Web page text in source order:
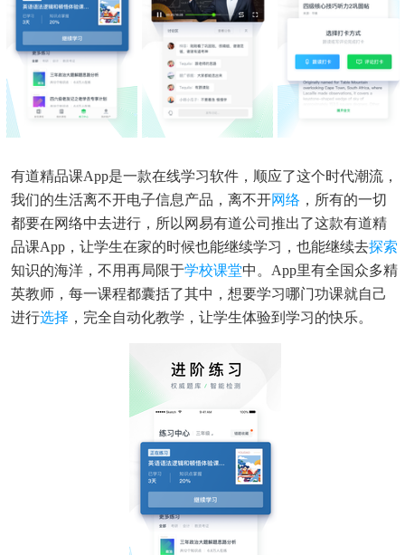
有道精品课app是一款在线学习软件，顺应了这个时代潮流，
我们的生活离不开电子信息产品，离不开网络 ，所有的一切
都要在网络中去进行，所以网易有道公司推出了这款有道精
品课app，让学生在家的时候也能继续学习，也能继续去探索
知识的海洋，不用再局限于学校课堂中。app里有全国众多精
英教师，每一课程都囊括了其中，想要学习哪门功课就自己
进行选择 ，完全自动化教学，让学生体验到学习的快乐。